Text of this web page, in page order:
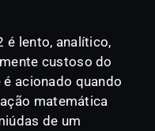
é lento, analítico,
custoso do
acionado quando
matemática
de um